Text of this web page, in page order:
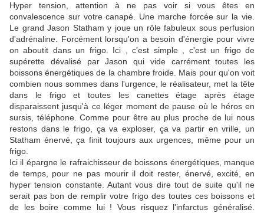
Hyper tension, attention à ne pas voir si vous êtes en
convalescence sur votre canapé. Une marche forcée sur la vie.
Le grand Jason Statham y joue un rôle fabuleux sous perfusion
d'adrénaline. Forcément lorsqu'on a besoin d'énergie pour vivre
on aboutit dans un frigo. Ici , c'est simple , c'est un frigo de
supérette dévalisé par Jason qui vide carrément toutes les
boissons énergétiques de la chambre froide. Mais pour qu'on voit
combien nous sommes dans l'urgence, le réalisateur, met la tête
dans le frigo et toutes les canettes étage après étage
disparaissent jusqu'à ce léger moment de pause où le héros en
sursis, téléphone. Comme pour être au plus proche de lui nous
restons dans le frigo, ça va exploser, ça va partir en vrille, un
Statham énervé, ça finit toujours aux urgences, même pour un
frigo.
Ici il épargne le rafraichisseur de boissons énergétiques, manque
de temps, pour ne pas mourir il doit rester, énervé, excité, en
hyper tension constante. Autant vous dire tout de suite qu'il ne
serait pas bon de remplir votre frigo des toutes ces boissons et
de les boire comme lui ! Vous risquez l'infarctus généralisé.